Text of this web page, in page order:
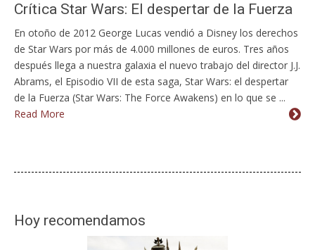
Crítica Star Wars: El despertar de la Fuerza
En otoño de 2012 George Lucas vendió a Disney los derechos
de Star Wars por más de 4.000 millones de euros. Tres años
después llega a nuestra galaxia el nuevo trabajo del director J.J.
Abrams, el Episodio VII de esta saga, Star Wars: el despertar
de la Fuerza (Star Wars: The Force Awakens) en lo que se ...
Read More
Hoy recomendamos